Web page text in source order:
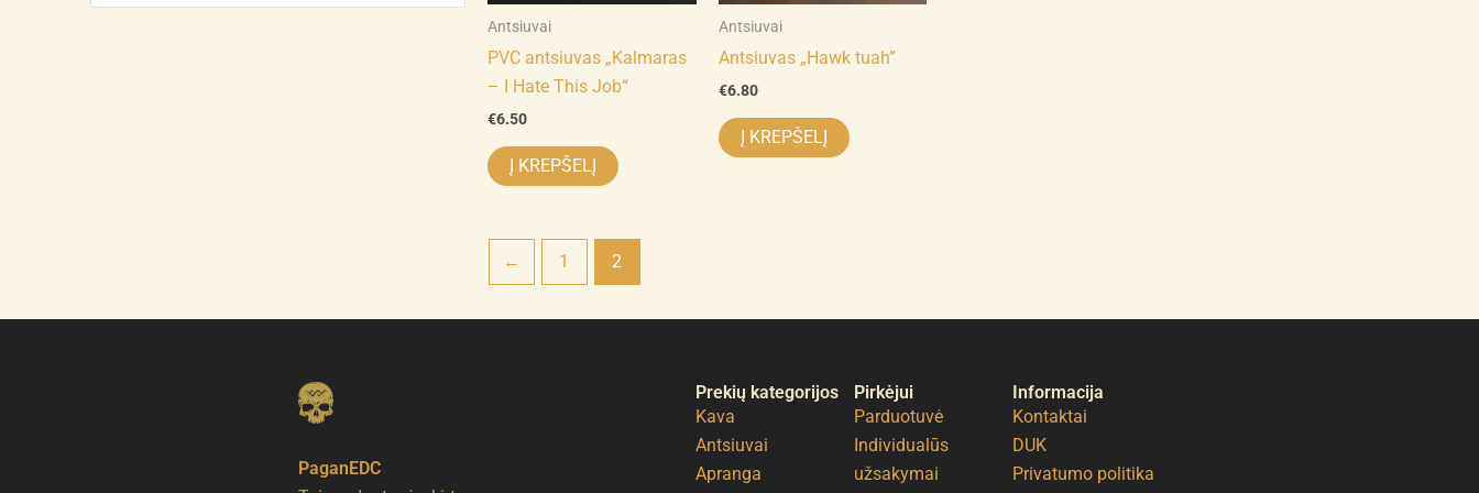
Antsiuvai
PVC antsiuvas „Kalmaras
– I Hate This Job“
€6.50
Į KREPŠELĮ
Antsiuvai
Antsiuvas „Hawk tuah”
€6.80
Į KREPŠELĮ
← 1 2
PaganEDC
Pirkėjui
Parduotuvė
Individualūs
užsakymai
Prekių kategorijos
Kava
Antsiuvai
Apranga
Informacija
Kontaktai
DUK
Privatumo politika